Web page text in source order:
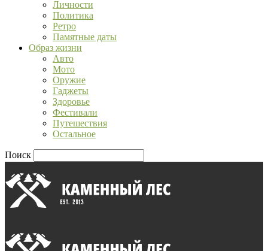
Личности
Политика
Ретро
Памятные даты
Образ жизни
Авто
Мото
Оружие
Гаджеты
Здоровье
Фестивали
Путешествия
Остальное
Поиск